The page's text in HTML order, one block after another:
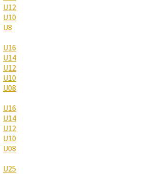
U12
U10
U8
U16
U14
U12
U10
U08
U16
U14
U12
U10
U08
U25